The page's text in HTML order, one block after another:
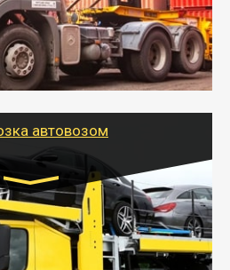
компания поможет
в порт и из порта
на контейнеровозе,
(открытых кузовах),
крепления.
автовозом
Рассчитывается